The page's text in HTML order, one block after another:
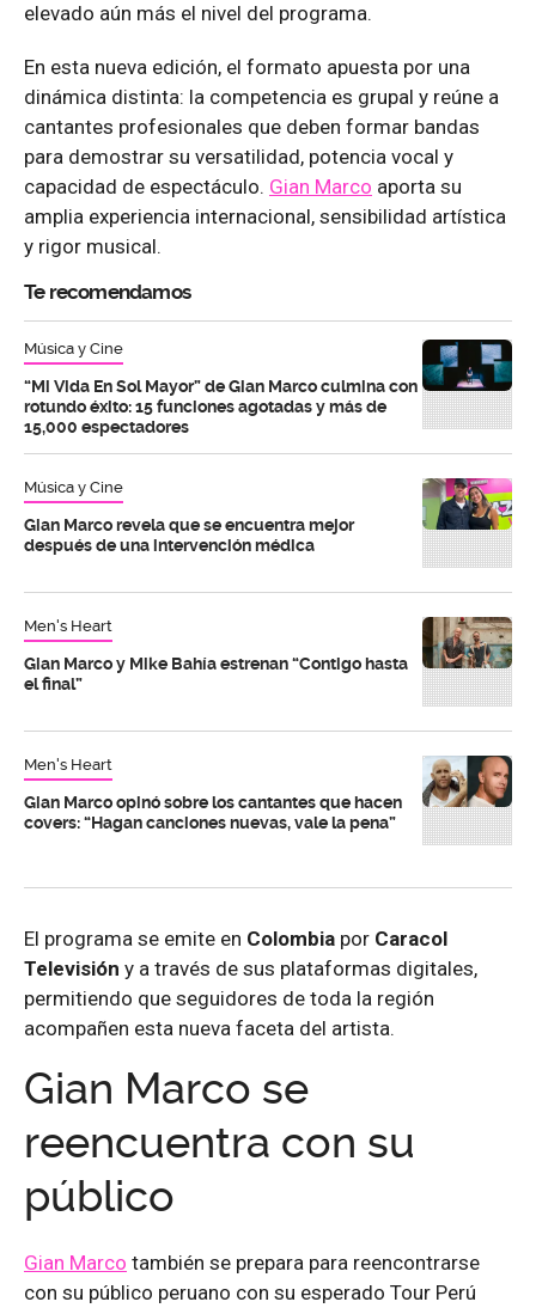
elevado aún más el nivel del programa.
En esta nueva edición, el formato apuesta por una
dinámica distinta: la competencia es grupal y reúne a
cantantes profesionales que deben formar bandas
para demostrar su versatilidad, potencia vocal y
capacidad de espectáculo. Gian Marco aporta su
amplia experiencia internacional, sensibilidad artística
y rigor musical.
Te recomendamos
Música y Cine
“Mi Vida En Sol Mayor” de Gian Marco culmina con
rotundo éxito: 15 funciones agotadas y más de
15,000 espectadores
Música y Cine
Gian Marco revela que se encuentra mejor
después de una intervención médica
Men's Heart
Gian Marco y Mike Bahía estrenan “Contigo hasta
el final”
Men's Heart
Gian Marco opinó sobre los cantantes que hacen
covers: “Hagan canciones nuevas, vale la pena”
El programa se emite en Colombia por Caracol
Televisión y a través de sus plataformas digitales,
permitiendo que seguidores de toda la región
acompañen esta nueva faceta del artista.
Gian Marco se
reencuentra con su
público
Gian Marco también se prepara para reencontrarse
con su público peruano con su esperado Tour Perú